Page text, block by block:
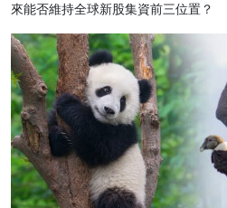
來能否維持全球新股集資前三位置？